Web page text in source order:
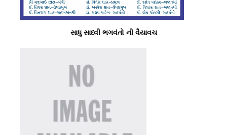
સાધુ સાધ્વી ભગવંતો ની વૈયાવચ